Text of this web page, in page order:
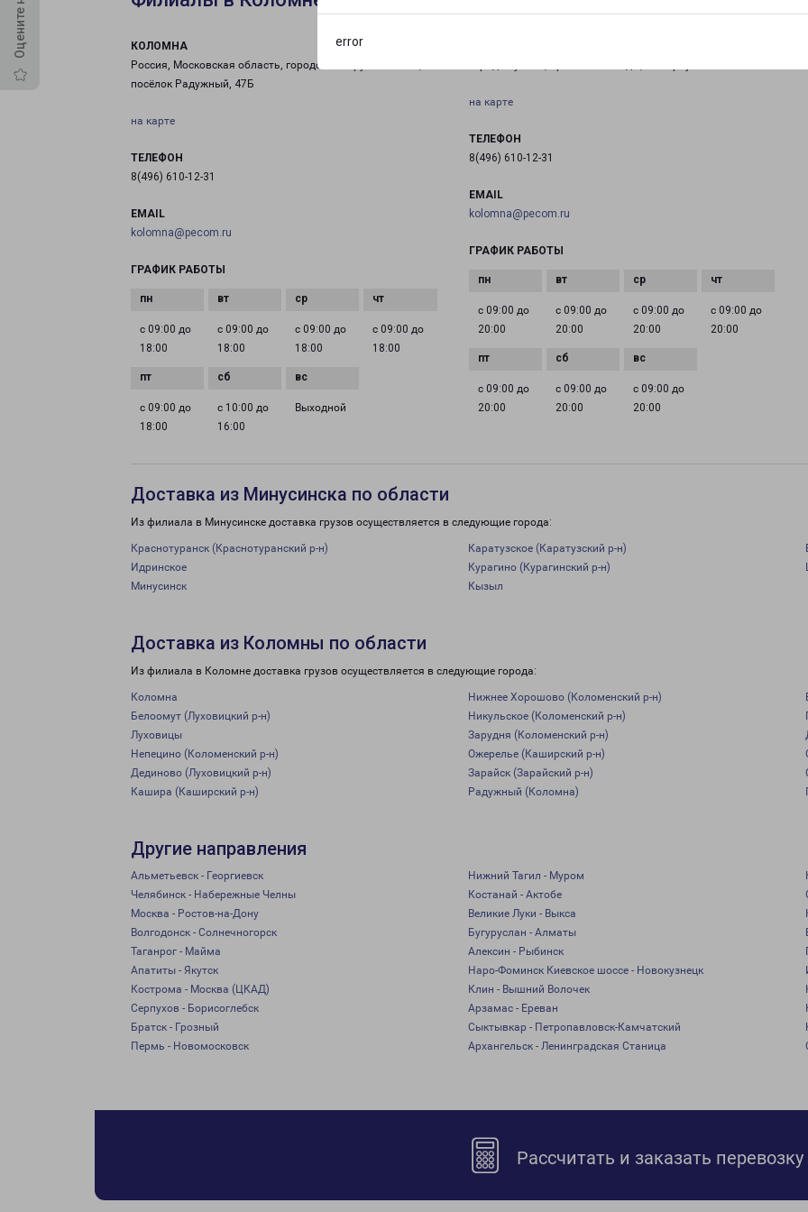
error
КОЛОМНА
Россия, Московская область, городской округ Коломна,
посёлок Радужный, 47Б
на карте
ТЕЛЕФОН
8(496) 610-12-31
EMAIL
kolomna@pecom.ru
ГРАФИК РАБОТЫ
с 09:00 до
18:00
с 09:00 до
18:00
с 09:00 до
18:00
с 09:00 до
18:00
с 09:00 до
18:00
с 10:00 до
16:00
Выходной
на карте
ТЕЛЕФОН
8(496) 610-12-31
EMAIL
kolomna@pecom.ru
ГРАФИК РАБОТЫ
с 09:00 до
20:00
с 09:00 до
20:00
с 09:00 до
20:00
с 09:00 до
20:00
с 09:00 до
20:00
с 09:00 до
20:00
с 09:00 до
20:00
Доставка из Минусинска по области
Из филиала в Минусинске доставка грузов осуществляется в следующие города:
Краснотуранск (Краснотуранский р-н) Каратузское (Каратузский р-н)
Идринское
Курагино (Курагинский р-н)
Минусинск
Кызыл
Доставка из Коломны по области
Из филиала в Коломне доставка грузов осуществляется в следующие города:
Коломна Нижнее Хорошово (Коломенский р-н)
Белоомут (Луховицкий р-н)
Никульское (Коломенский р-н)
Луховицы
Зарудня (Коломенский р-н)
Непецино (Коломенский р-н)
Ожерелье (Каширский р-н)
Дединово (Луховицкий р-н)
Зарайск (Зарайский р-н)
Кашира (Каширский р-н)
Радужный (Коломна)
Другие направления
Альметьевск - Георгиевск Нижний Тагил - Муром
Челябинск - Набережные Челны
Костанай - Актобе
Москва - Ростов-на-Дону
Великие Луки - Выкса
Волгодонск - Солнечногорск
Бугуруслан - Алматы
Таганрог - Майма
Алексин - Рыбинск
Апатиты - Якутск
Наро-Фоминск Киевское шоссе - Новокузнецк
Кострома - Москва (ЦКАД)
Клин - Вышний Волочек
Серпухов - Борисоглебск
Арзамас - Ереван
Братск - Грозный
Сыктывкар - Петропавловск-Камчатский
Пермь - Новомосковск
Архангельск - Ленинградская Станица
Рассчитать и заказать перевозку